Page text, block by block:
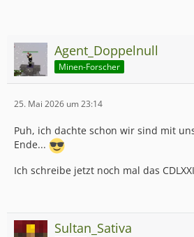
Agent_Doppelnull
Minen-Forscher
25. Mai 2026 um 23:14
Puh, ich dachte schon wir sind mit
Ende...
Ich schreibe jetzt noch mal das
Sultan_Sativa